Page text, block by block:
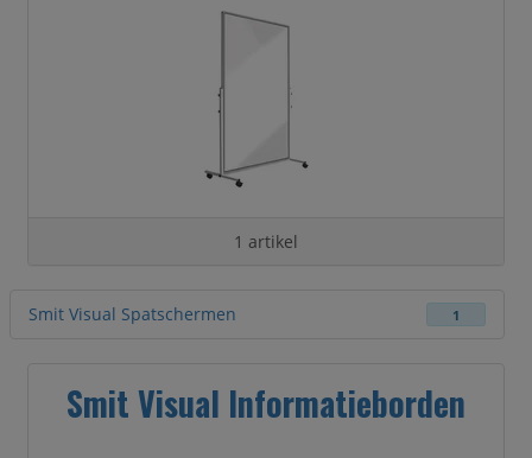
1 artikel
Smit Visual Spatschermen 1
Smit Visual Informatieborden